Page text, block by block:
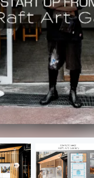
域活性化